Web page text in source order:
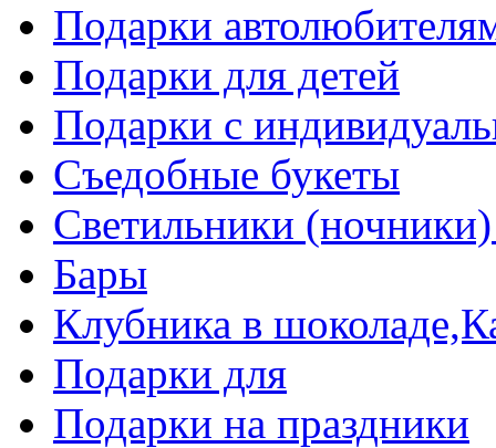
Подарки
Подарки для детей
Подарки с
Съедобные букеты
Светильники
Бары
Клубника в
Подарки для
Подарки на праздники